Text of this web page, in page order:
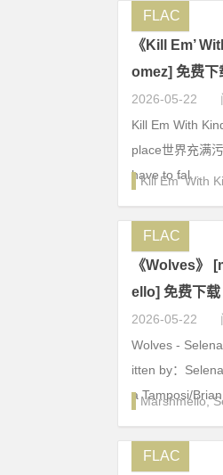
《Kill Em’
omez] 免费下
2026-05-22
FLAC
Kill Em With
place世界充满
have to fal...
Kill Em' With
《Wolves》
ello] 免费下载
2026-05-22
FLAC
Wolves -
itten by：
a Tamposi/Brian
Marshmello,
FLAC